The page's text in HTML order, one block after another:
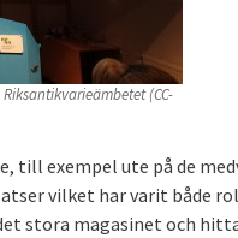
(CC-
till exempel ute på de
vilket har varit både
stora magasinet och